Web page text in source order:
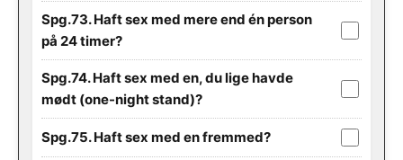
Spg.73. Haft sex med mere end én person
på 24 timer?
Spg.74. Haft sex med en, du lige havde
mødt (one-night stand)?
Spg.75. Haft sex med en fremmed?